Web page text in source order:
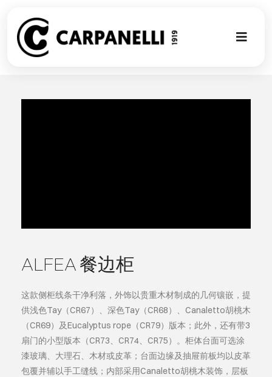
content
Toggle
可以翻译成
关于我们
事件
ALFEA 餐边柜
这款侧柜线条干净利落，外饰以贵重木材制成的几何镶嵌，提
供浅色Tay（CR67）、深色Tay（CR68）、Canaletto胡桃木
（CR69）及Eucalyptus rope（CR79）版本；此外，还有带3
扇门的小型版本（CR73、CR74、CR75）。柜体台面可选涂
漆玻璃、大理石、木材或皮革；台面边缘及抽屉前板均以皮革
包覆并辅以手工缝线；内部采用Canaletto胡桃木装饰，层板